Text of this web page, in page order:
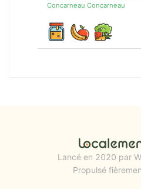
Concarneau Concarneau
Lancé en 2020 par
Propulsé